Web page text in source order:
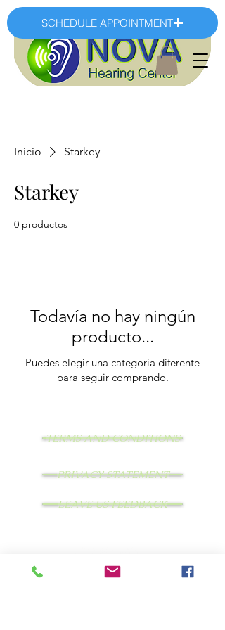
SCHEDULE APPOINTMENT
Inicio Starkey
Starkey
0 productos
Todavía no hay ningún
producto...
Puedes elegir una categoría diferente
para seguir comprando.
TERMS AND CONDITIONS
PRIVACY STATEMENT
LEAVE US FEEDBACK